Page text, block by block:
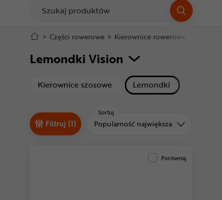
Produkty
Stopka
Mapa strony
Akcesoria
Odzież
Kaski
Buty
Odżywki
> Części rowerowe > Kierownice rowerowe
Lemondki Vision
Kierownice szosowe produktyLemondki produkty
Filtruj (1)
Sortuj
Sortuj od
Popularność największa
Porównaj